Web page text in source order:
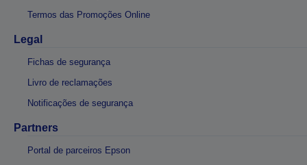
Termos das Promoções Online
Legal
Fichas de segurança
Livro de reclamações
Notificações de segurança
Partners
Portal de parceiros Epson